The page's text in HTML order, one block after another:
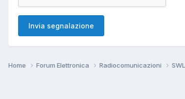
Invia segnalazione
Home Forum Elettronica Radiocomunicazioni